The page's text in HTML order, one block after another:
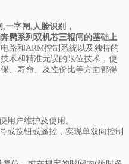
腾系列双机芯三辊闸的基础上
路和ARM控制系统以及独特的
术和精准无误的限位技术，使
、寿命、及性价比等方面都得
用户维护及使用。
或按钮或遥控，实现单双向控制